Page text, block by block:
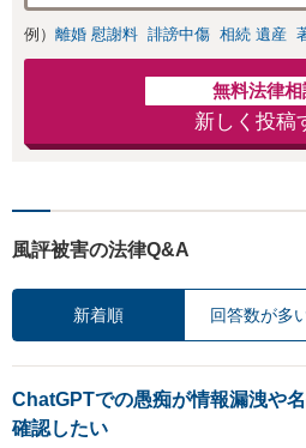
例） 離婚 慰謝料 誹謗中傷 相続 遺産
無料法律相
新しく投稿
風評被害の法律Q&A
新着順 回答数が多
ChatGPTでの愚痴が情報漏洩や
確認したい